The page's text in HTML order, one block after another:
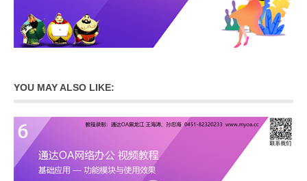
YOU MAY ALSO LIKE: